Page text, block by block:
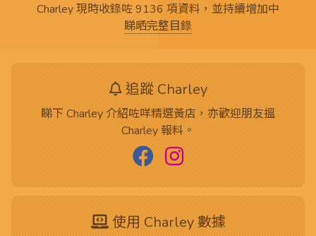
Charley 現時收錄咗 9136 項資料，並持續增加中
睇晒完整目錄
追蹤 Charley
睇下 Charley 介紹咗咩精選黃店，亦歡迎朋友搵
Charley 報料。
使用 Charley 數據